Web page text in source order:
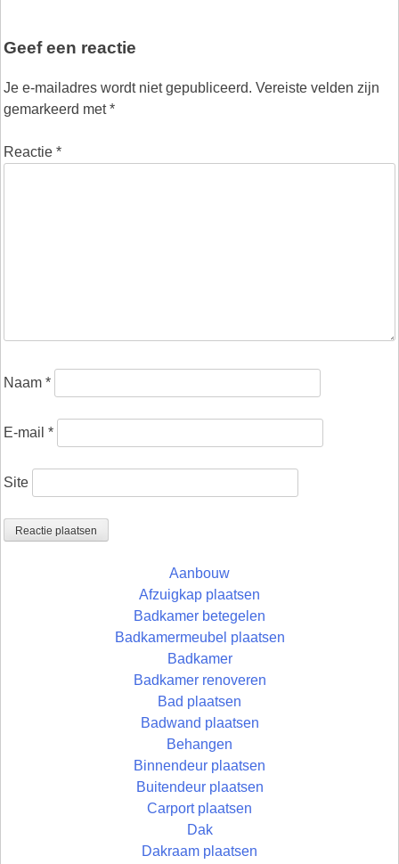
Geef een reactie
Je e-mailadres wordt niet gepubliceerd. Vereiste velden zijn
gemarkeerd met*
Reactie *
Naam *
E-mail *
Site
Aanbouw
Afzuigkap plaatsen
Badkamer betegelen
Badkamermeubel plaatsen
Badkamer
Badkamer renoveren
Bad plaatsen
Badwand plaatsen
Behangen
Binnendeur plaatsen
Buitendeur plaatsen
Carport plaatsen
Dak
Dakraam plaatsen